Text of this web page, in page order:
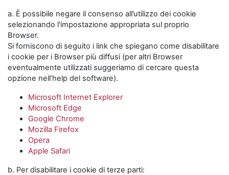
a. È possibile negare il consenso all’utilizzo dei cookie
selezionando l'impostazione appropriata sul proprio
Browser.
Si forniscono di seguito i link che spiegano come disabilitare
i cookie per i Browser più diffusi (per altri Browser
eventualmente utilizzati suggeriamo di cercare questa
opzione nell’help del software).
Microsoft Internet Explorer
Microsoft Edge
Google Chrome
Mozilla Firefox
Opera
Apple Safari
b. Per disabilitare i cookie di terze parti: